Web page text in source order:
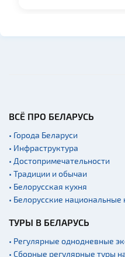
ВСЁ ПРО БЕЛАРУСЬ
• Города Беларуси
• Инфраструктура
• Достопримечательности
• Традиции и обычаи
• Белорусская кухня
• Белорусские национальные
ТУРЫ В БЕЛАРУСЬ
• Регулярные однодневные
• Сборные регулярные туры